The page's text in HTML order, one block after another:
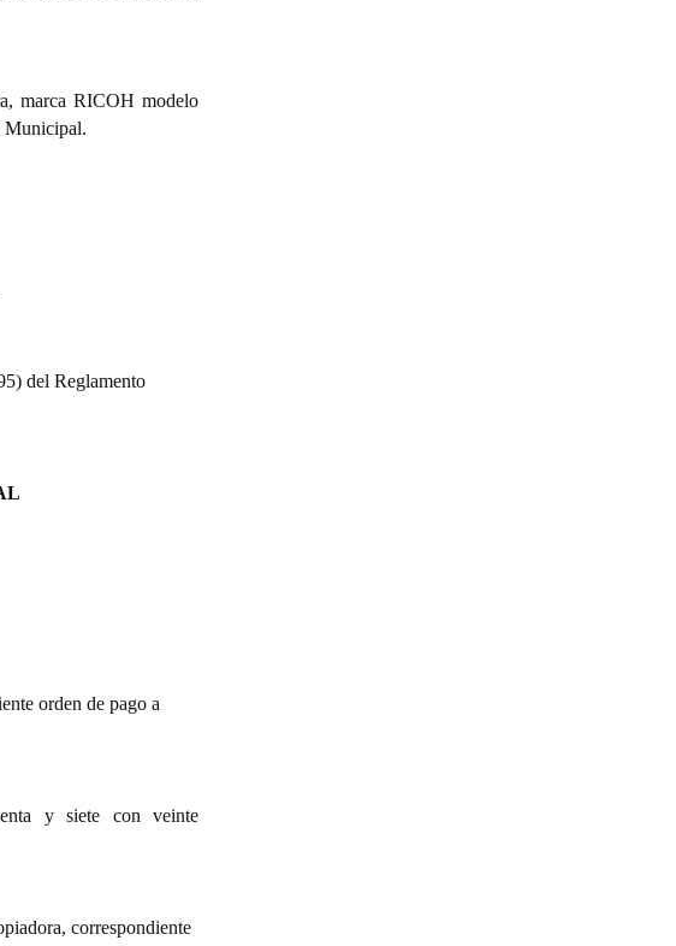
marca RICOH modelo
Municipal.
del Reglamento
orden de pago a
y siete con veinte
correspondiente